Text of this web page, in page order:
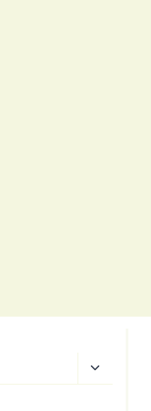
Toggle
child